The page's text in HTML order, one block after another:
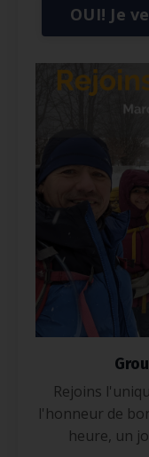
OUI! Je
Rejoins
l'honneur de
heure, un